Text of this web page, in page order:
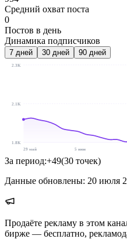
Средний охват поста
0
Постов в день
Динамика подписчиков
7 дней 30 дней 90 дней
2.3K
2.1K
1.8K
29 май
5 июн
За период:+49(30 точек)
Данные обновлены: 20 июля
Продаёте рекламу в этом
бирже — бесплатно,